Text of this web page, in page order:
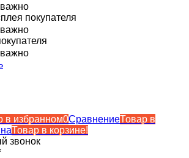
покупателя
в избранном0СравнениеТовар в
Товар в корзине!
звонок